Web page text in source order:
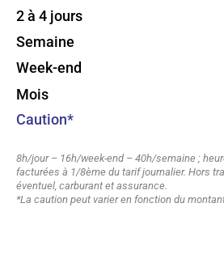
2 à 4 jours
Semaine
Week-end
Mois
Caution*
8h/jour – 16h/week-end – 40h/semaine ;
facturées à 1/8ème du tarif journalier. Hors
éventuel, carburant et assurance.
*La caution peut varier en fonction du